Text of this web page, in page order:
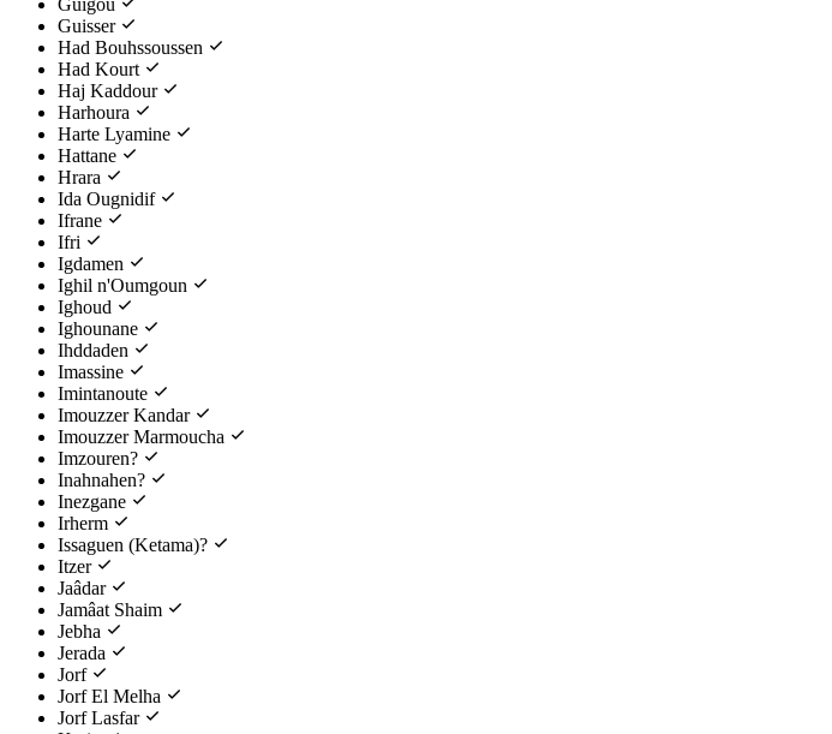
Guigou
Guisser
Had Bouhssoussen
Had Kourt
Haj Kaddour
Harhoura
Harte Lyamine
Hattane
Hrara
Ida Ougnidif
Ifrane
Ifri
Igdamen
Ighil n'Oumgoun
Ighoud
Ighounane
Ihddaden
Imassine
Imintanoute
Imouzzer Kandar
Imouzzer Marmoucha
Imzouren?
Inahnahen?
Inezgane
Irherm
Issaguen (Ketama)?
Itzer
Jaâdar
Jamâat Shaim
Jebha
Jerada
Jorf
Jorf El Melha
Jorf Lasfar